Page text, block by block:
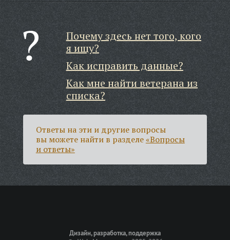
Почему здесь нет того, кого
я ищу?
Как исправить данные?
Как мне найти ветерана из
списка?
Ответы на эти и другие вопросы
вы можете найти в разделе«Вопросы
и ответы»
Дизайн, разработка, поддержка